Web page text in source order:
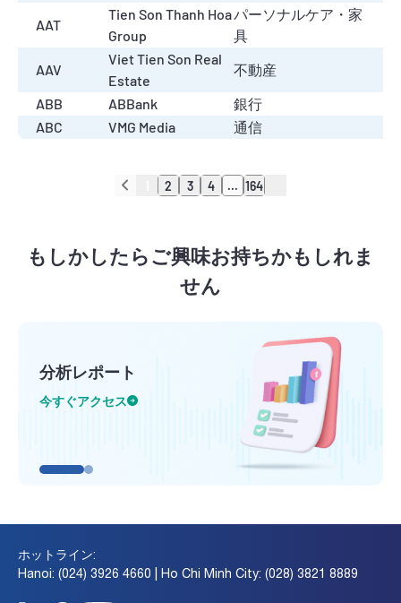
AAT
Tien Son Thanh Hoa
Group
パーソナルケア・家
具
AAV
Viet Tien Son Real
Estate
不動産
ABB
ABBank
銀行
ABC
VMG Media 通信
2 3 4 ... 164
もしかしたらご興味お持ちかもしれま
せん
分析レポート
今すぐアクセス
ホットライン:
Hanoi: (024) 3926 4660 | Ho Chi Minh City: (028) 3821 8889